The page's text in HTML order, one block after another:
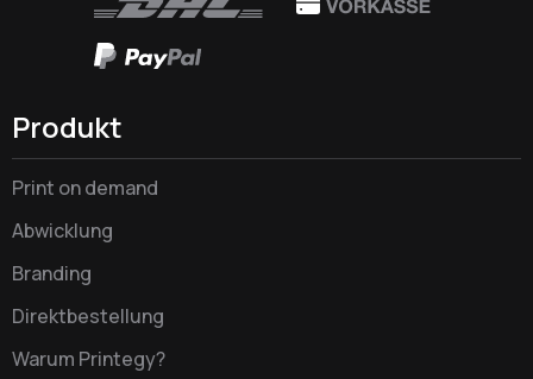
Produkt
Print on demand
Abwicklung
Branding
Direktbestellung
Warum Printegy?